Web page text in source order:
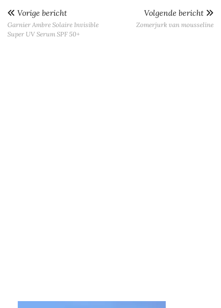
Vorige bericht
Garnier Ambre Solaire Invisible
Super UV Serum SPF 50+
Volgende bericht
Zomerjurk van mousseline